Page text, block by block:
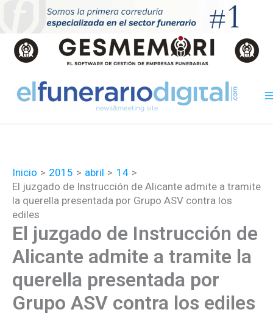
contenido
Inicio 2015 abril
14
El juzgado de Instrucción de Alicante admite a tramite
la querella presentada por Grupo ASV contra los
ediles
El juzgado de Instrucción de
Alicante admite a tramite la
querella presentada por
Grupo ASV contra los ediles